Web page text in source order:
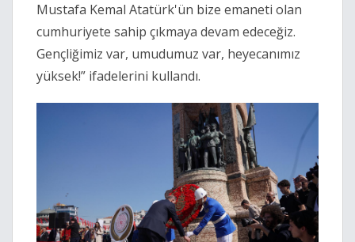
Mustafa Kemal Atatürk'ün bize emaneti olan
cumhuriyete sahip çıkmaya devam edeceğiz.
Gençliğimiz var, umudumuz var, heyecanımız
yüksek!” ifadelerini kullandı.